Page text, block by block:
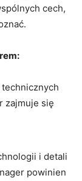
cech,
technicznych
zajmuje się
i detali‌
⁢powinien